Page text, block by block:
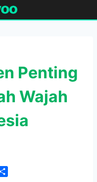
Penting
Wajah